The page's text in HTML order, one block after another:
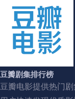
豆瓣剧集排行榜
豆瓣电影提供热门